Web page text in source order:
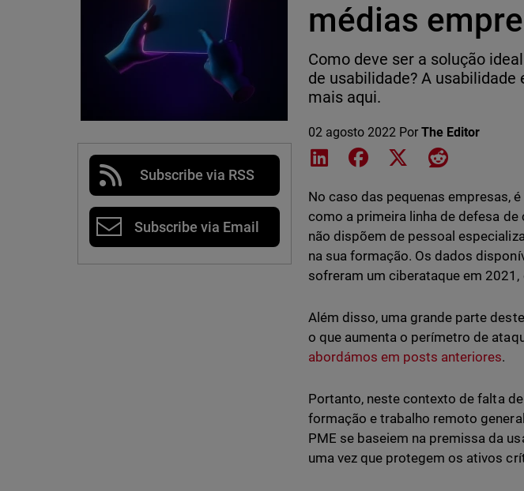
Subscribe via RSS
Subscribe via Email
médias
Como deve ser a solução
de usabilidade? A
mais aqui.
02 agosto 2022 PorThe Editor
Share on LinkedIn
Share on Facebook
Share on XShare on
No caso das pequenas empresas,
como a primeira linha de defesa de
não dispõem de pessoal
na sua formação. Os dados
sofreram um ciberataque em
Além disso, uma grande parte
o que aumenta o perímetro de
abordámos em posts anteriores.
Portanto, neste contexto de falta
formação e trabalho remoto
PME se baseiem na premissa da
uma vez que protegem os ativos